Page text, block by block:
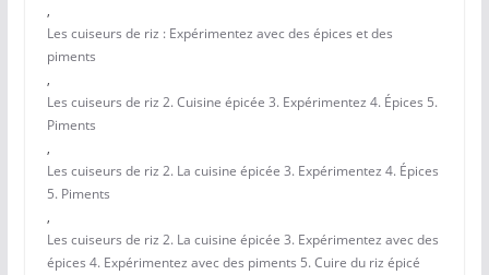
,
Les cuiseurs de riz : Expérimentez avec des épices et des
piments
,
Les cuiseurs de riz 2. Cuisine épicée 3. Expérimentez 4. Épices 5.
Piments
,
Les cuiseurs de riz 2. La cuisine épicée 3. Expérimentez 4. Épices
5. Piments
,
Les cuiseurs de riz 2. La cuisine épicée 3. Expérimentez avec des
épices 4. Expérimentez avec des piments 5. Cuire du riz épicé